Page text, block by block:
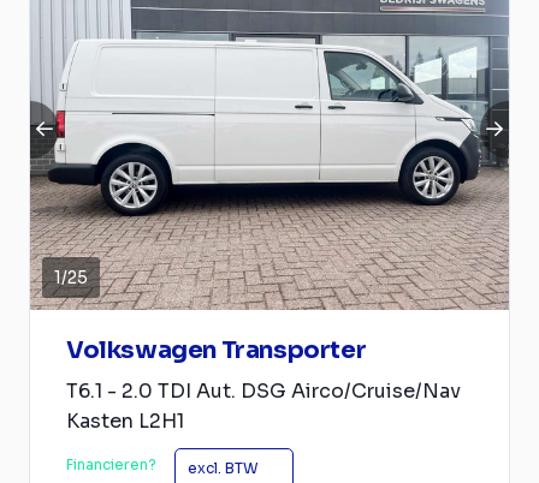
1/25
Volkswagen Transporter
T6.1 - 2.0 TDI Aut. DSG Airco/Cruise/Nav
Kasten L2H1
Financieren? excl. BTW